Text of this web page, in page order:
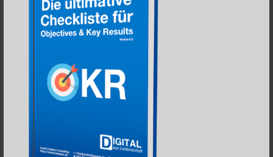
Datenschutz
agile arbeit
agile coach agile organisation